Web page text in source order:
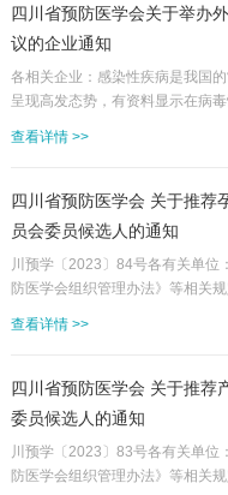
00，提前两小时开始签到（二）
成都市青羊区金河路18号)二、参
四川省预防医学会关于举办
议的企业通知
各相关企业：感染性疾病是我国
呈现高发态势，有资料显示在病
是健康中国建设的重要基础和组
预防、筛查、诊断、治疗和评估
疾病专业的发展。为使外科与感
相关疾...
查看详情 >>
四川省预防医学会 关于推荐
员会委员候选人的通知
川预学〔2023〕84号各有关单位
防医学会组织管理办法》等相关
年7月召开分会换届改选会议。
防医学会孕产期疾病防治及产后
议名单（见附件1）。二、委员候
查看详情 >>
四川省预防医学会 关于推荐
委员候选人的通知
川预学〔2023〕83号各有关单位
防医学会组织管理办法》等相关